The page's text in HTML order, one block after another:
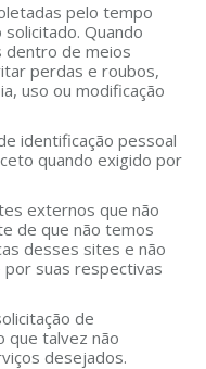
pelo tempo
Quando
dentro de meios
perdas e roubos,
uso ou modificação
identificação pessoal
quando exigido por
externos que não
de que não temos
desses sites e não
suas respectivas
de
que talvez não
desejados.